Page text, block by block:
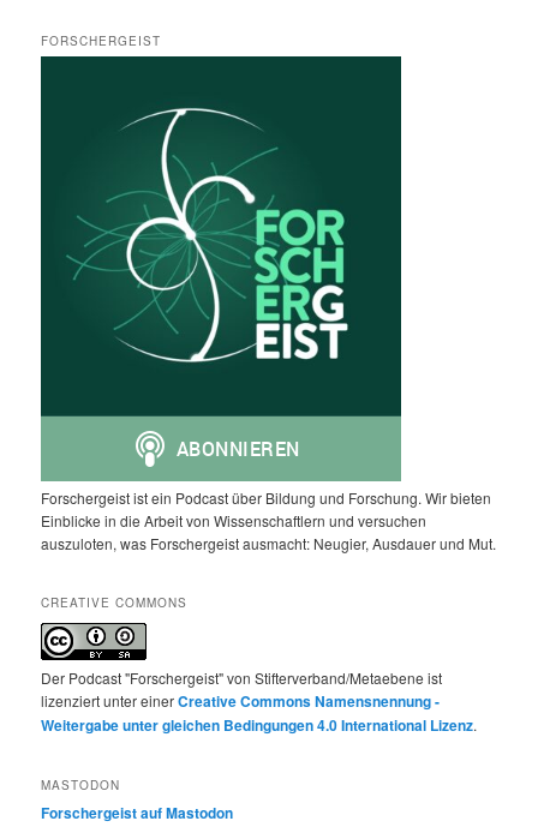
FORSCHERGEIST
Forschergeist ist ein Podcast über Bildung und Forschung. Wir bieten
Einblicke in die Arbeit von Wissenschaftlern und versuchen
auszuloten, was Forschergeist ausmacht: Neugier, Ausdauer und Mut.
CREATIVE COMMONS
Der Podcast "Forschergeist" von Stifterverband/Metaebene ist
lizenziert unter einerCreative Commons Namensnennung -
Weitergabe unter gleichen Bedingungen 4.0 International Lizenz.
MASTODON
Forschergeist auf Mastodon